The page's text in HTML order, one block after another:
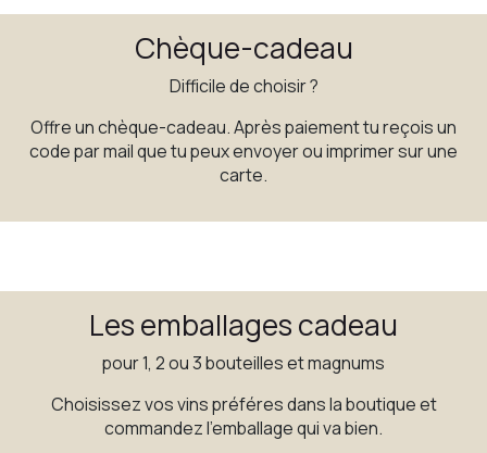
Chèque-cadeau
Difficile de choisir ?
Offre un chèque-cadeau. Après paiement tu reçois un
code par mail que tu peux envoyer ou imprimer sur une
carte.
Les emballages cadeau
pour 1, 2 ou 3 bouteilles et magnums
Choisissez vos vins préféres dans la boutique et
commandez l'emballage qui va bien.